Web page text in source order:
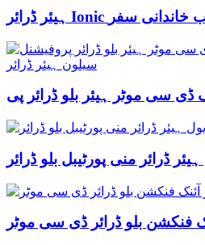
ڈرائر منی پورٹیبل بلو ڈرائر
فنکشن بلو ڈرائر ڈی سی موٹر